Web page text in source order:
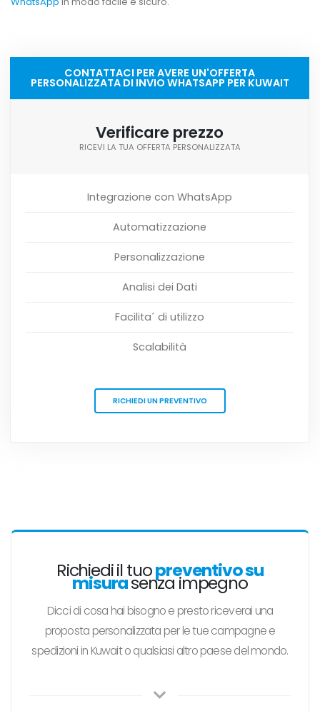
CONTATTACI PER AVERE UN'OFFERTA
PERSONALIZZATA DI INVIO WHATSAPP PER KUWAIT
Verificare prezzo
RICEVI LA TUA OFFERTA PERSONALIZZATA
Integrazione con WhatsApp
Automatizzazione
Personalizzazione
Analisi dei Dati
Facilita´ di utilizzo
Scalabilità
RICHIEDI UN PREVENTIVO
Richiedi il tuopreventivo su
misurasenza impegno
Dicci di cosa hai bisogno e presto riceverai una
proposta personalizzata per le tue campagne e
spedizioni in Kuwait o qualsiasi altro paese del mondo.